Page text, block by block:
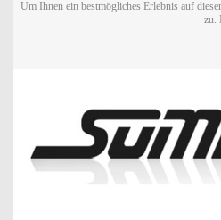
Um Ihnen ein bestmögliches Erlebnis auf
zu.